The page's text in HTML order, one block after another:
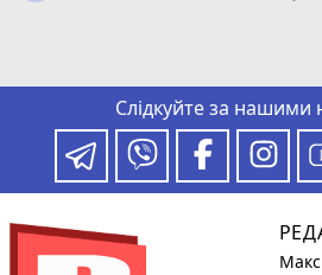
Слідкуйте за